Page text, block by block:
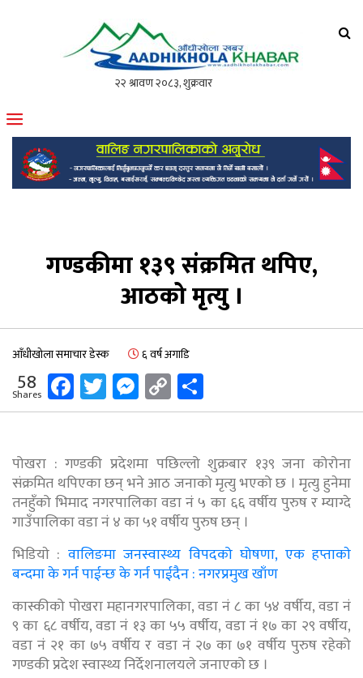
मोफसलकै लोकप्रिय अनलाइन पत्रिका
गण्डकीमा १३९ संक्रमित थपिए,
आठको मृत्यु ।
आँधीखोला समाचार डेस्क ६ वर्ष अगाडि
58
Shares Facebook
Twitter
Messenger
Copy
Link
पोखरा : गण्डकी प्रदेशमा पछिल्लो शुक्रबार १३९ जना कोरोना
संक्रमित थपिएका छन् भने आठ जनाको मृत्यु भएको छ । मृत्यु हुनेमा
तनहुँको भिमाद नगरपालिका वडा नं ५ का ६६ वर्षीय पुरुष र म्याग्दे
गाउँपालिका वडा नं ४ का ५१ वर्षीय पुरुष छन् ।
भिडियाे : वालिङमा जनस्वास्थ्य विपदको घोषणा, एक हप्ताकाे
बन्दमा के गर्न पाईन्छ के गर्न पाईदैन : नगरप्रमुख खाँण
कास्कीको पोखरा महानगरपालिका, वडा नं ८ का ५४ वर्षीय, वडा नं
९ का ६८ वर्षीय, वडा नं १३ का ५५ वर्षीय, वडा नं १७ का २९ वर्षीय,
वडा नं २१ का ७५ वर्षीय र वडा नं २७ का ७१ वर्षीय पुरुष रहेको
गण्डकी प्रदेश स्वास्थ्य निर्देशनालयले जनाएको छ ।